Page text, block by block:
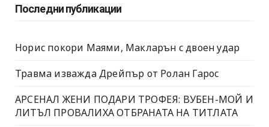
Последни публикации
Норис покори Маями, Макларън с двоен удар
Травма изважда Дрейпър от Ролан Гарос
АРСЕНАЛ ЖЕНИ ПОДАРИ ТРОФЕЯ: ВУБЕН-МОЙ И
ЛИТЪЛ ПРОВАЛИХА ОТБРАНАТА НА ТИТЛАТА